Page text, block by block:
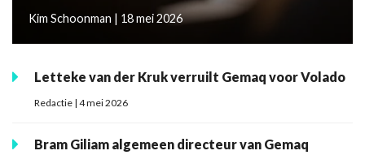
Kim Schoonman | 18 mei 2026
Letteke van der Kruk verruilt Gemaq voor Volado
Redactie | 4 mei 2026
Bram Giliam algemeen directeur van Gemaq